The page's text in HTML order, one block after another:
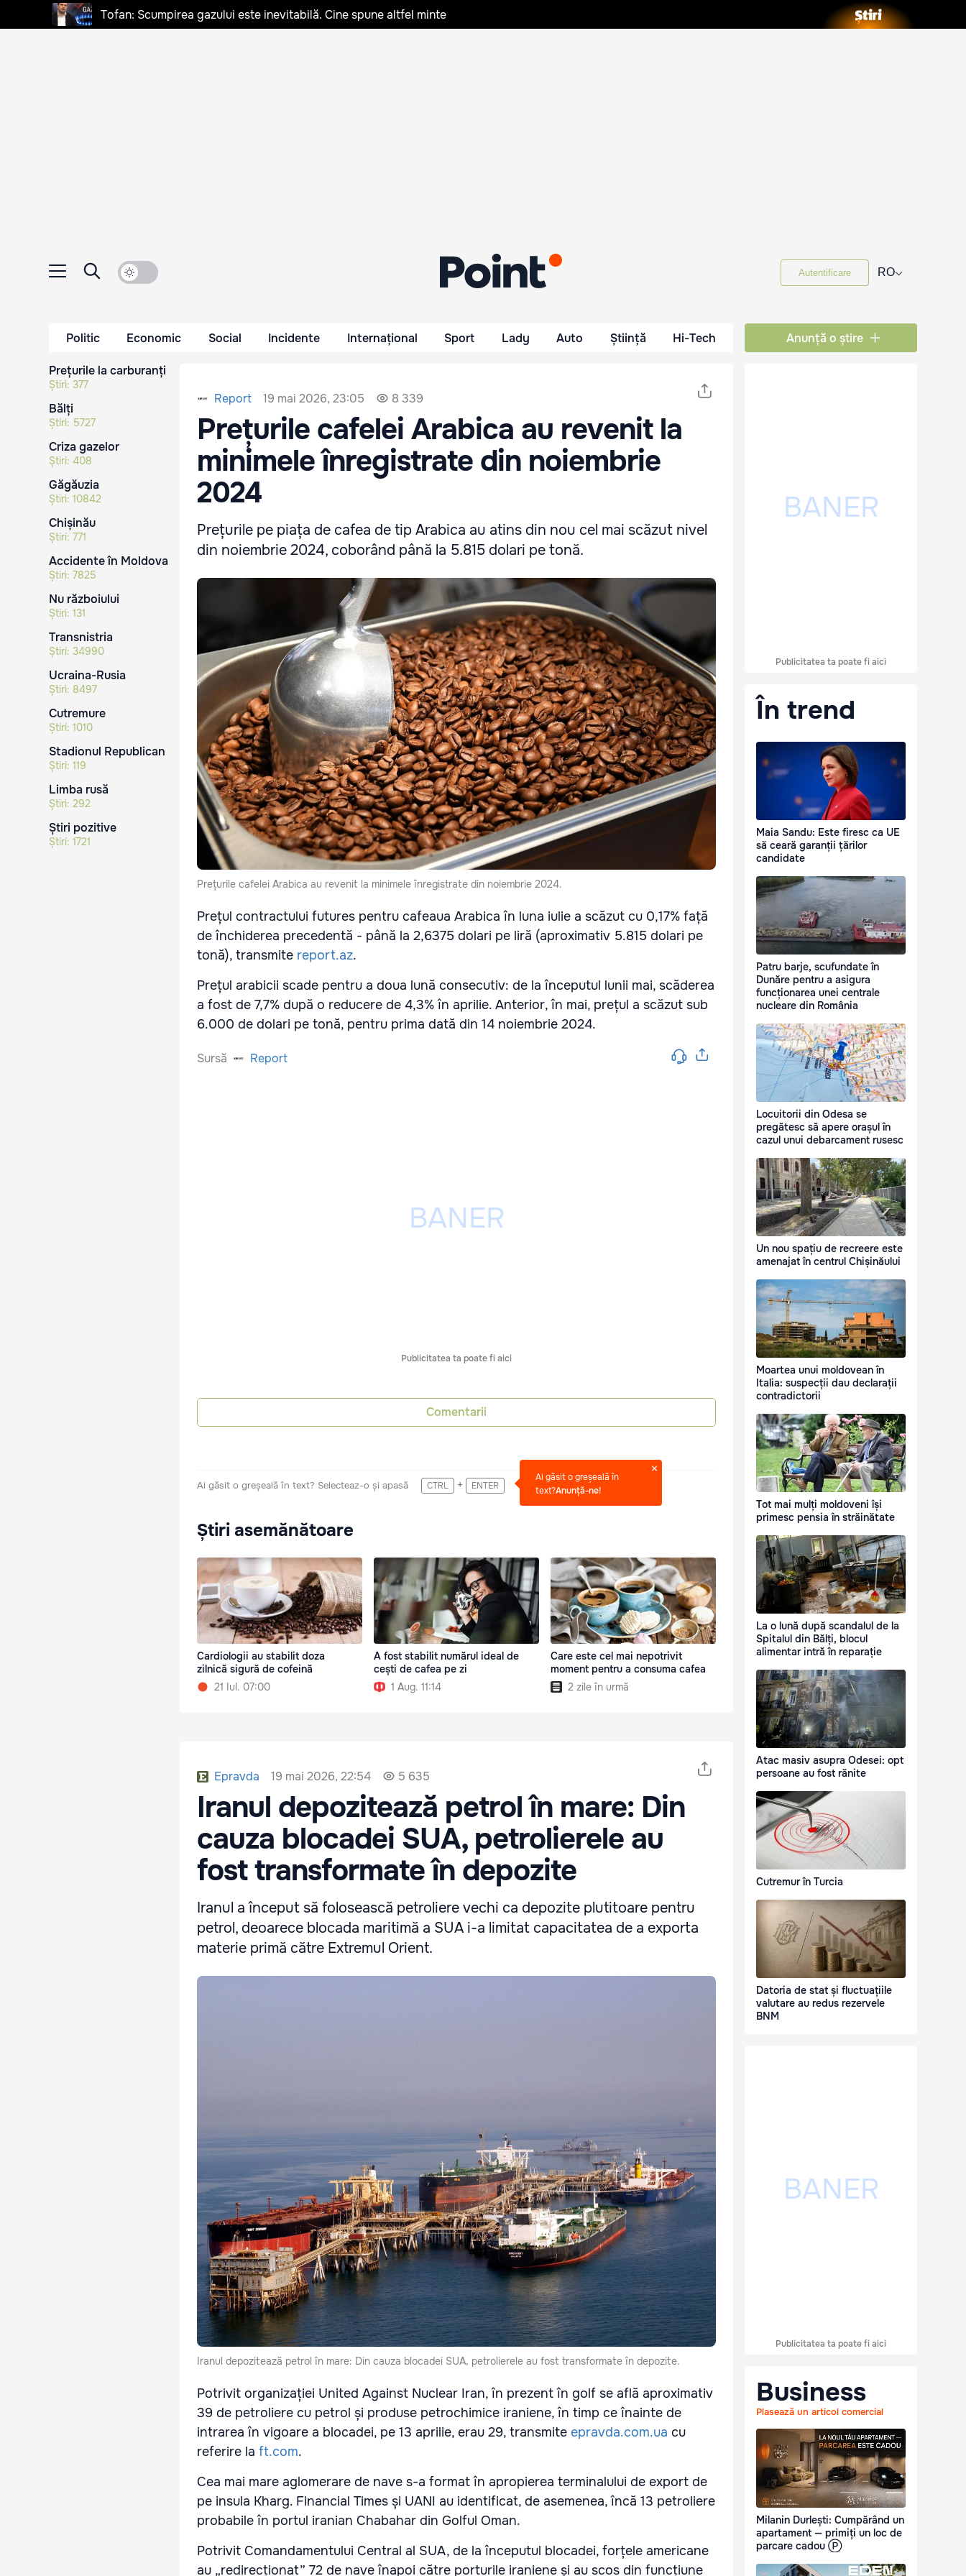
Tofan: Scumpirea gazului este inevitabilă. Cine spune altfel minte
Autentificare RO⌵
Politic Economic Social Incidente Internațional Sport Lady Auto Știință Hi-Tech Anunță o știre
Prețurile la carburanți
Știri: 377
Bălți
Știri: 5727
Criza gazelor
Știri: 408
Găgăuzia
Știri: 10842
Chișinău
Știri: 771
Accidente în Moldova
Știri: 7825
Nu războiului
Știri: 131
Transnistria
Știri: 34990
Ucraina-Rusia
Știri: 8497
Cutremure
Știri: 1010
Stadionul Republican
Știri: 119
Limba rusă
Știri: 292
Știri pozitive
Știri: 1721
Report 19 mai 2026, 23:05 8 339
Prețurile cafelei Arabica au revenit la
minimele înregistrate din noiembrie
2024
Prețurile pe piața de cafea de tip Arabica au atins din nou cel mai scăzut nivel
din noiembrie 2024, coborând până la 5.815 dolari pe tonă.
Prețurile cafelei Arabica au revenit la minimele înregistrate din noiembrie 2024.
Prețul contractului futures pentru cafeaua Arabica în luna iulie a scăzut cu 0,17% față
de închiderea precedentă - până la 2,6375 dolari pe liră (aproximativ 5.815 dolari pe
tonă), transmite report.az.
Prețul arabicii scade pentru a doua lună consecutiv: de la începutul lunii mai, scăderea
a fost de 7,7% după o reducere de 4,3% în aprilie. Anterior, în mai, prețul a scăzut sub
6.000 de dolari pe tonă, pentru prima dată din 14 noiembrie 2024.
Sursă Report
Publicitatea ta poate fi aici
Comentarii
Ai găsit o greșeală în text? Selecteaz-o și apasă CTRL + ENTER
Ai găsit o greșeală în
text?Anunță-ne!
Știri asemănătoare
Cardiologii au stabilit doza
zilnică sigură de cofeină
21 Iul. 07:00
A fost stabilit numărul ideal de
cești de cafea pe zi
1 Aug. 11:14
Care este cel mai nepotrivit
moment pentru a consuma cafea
2 zile în urmă
Epravda 19 mai 2026, 22:54 5 635
Iranul depozitează petrol în mare: Din
cauza blocadei SUA, petrolierele au
fost transformate în depozite
Iranul a început să folosească petroliere vechi ca depozite plutitoare pentru
petrol, deoarece blocada maritimă a SUA i-a limitat capacitatea de a exporta
materie primă către Extremul Orient.
Iranul depozitează petrol în mare: Din cauza blocadei SUA, petrolierele au fost transformate în depozite.
Potrivit organizației United Against Nuclear Iran, în prezent în golf se află aproximativ
39 de petroliere cu petrol și produse petrochimice iraniene, în timp ce înainte de
intrarea în vigoare a blocadei, pe 13 aprilie, erau 29, transmite epravda.com.ua cu
referire la ft.com.
Cea mai mare aglomerare de nave s-a format în apropierea terminalului de export de
pe insula Kharg. Financial Times și UANI au identificat, de asemenea, încă 13 petroliere
probabile în portul iranian Chabahar din Golful Oman.
Potrivit Comandamentului Central al SUA, de la începutul blocadei, forțele americane
au „redirecționat” 72 de nave înapoi către porturile iraniene și au scos din funcțiune
Publicitatea ta poate fi aici
În trend
Maia Sandu: Este firesc ca UE
să ceară garanții țărilor
candidate
Patru barje, scufundate în
Dunăre pentru a asigura
funcționarea unei centrale
nucleare din România
Locuitorii din Odesa se
pregătesc să apere orașul în
cazul unui debarcament rusesc
Un nou spațiu de recreere este
amenajat în centrul Chișinăului
Moartea unui moldovean în
Italia: suspecții dau declarații
contradictorii
Tot mai mulți moldoveni își
primesc pensia în străinătate
La o lună după scandalul de la
Spitalul din Bălți, blocul
alimentar intră în reparație
Atac masiv asupra Odesei: opt
persoane au fost rănite
Cutremur în Turcia
Datoria de stat și fluctuațiile
valutare au redus rezervele
BNM
Publicitatea ta poate fi aici
Business
Plasează un articol comercial
Milanin Durlești: Cumpărând un
apartament — primiți un loc de
parcare cadou Ⓟ